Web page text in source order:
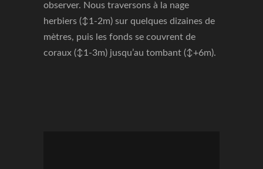
observer. Nous traversons à la nage
herbiers (↕1-2m) sur quelques dizaines de
mètres, puis les fonds se couvrent de
coraux (↕1-3m) jusqu’au tombant (↕+6m).